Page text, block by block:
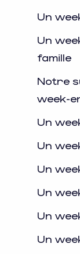
Un
Un
famille
Notre
week-
Un
Un
Un
Un
Un
Un